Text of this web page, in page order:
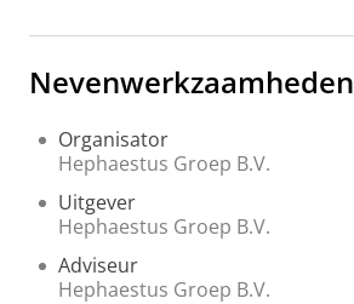
e
r
h
P
o
r
t
a
l
Nevenwerkzaamheden
Organisator
Hephaestus Groep B.V.
Uitgever
Hephaestus Groep B.V.
Adviseur
Hephaestus Groep B.V.